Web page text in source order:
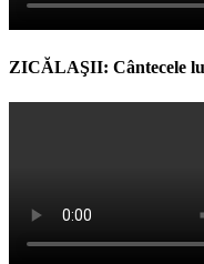
ZICĂLAŞII: Cântecele